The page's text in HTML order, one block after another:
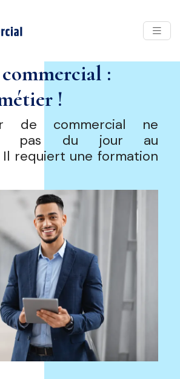
:
!
de commercial ne
pas du jour au
Il requiert une formation